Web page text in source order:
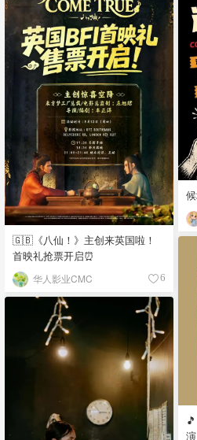
🇬🇧《八仙！》主创来英国啦！
首映礼抢票开启⏰
华人影业CMC 6